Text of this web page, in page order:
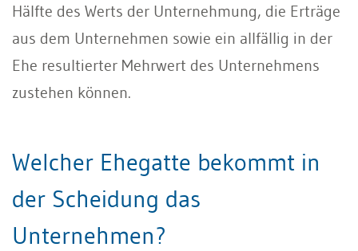
Hälfte des Werts der Unternehmung, die Erträge
aus dem Unternehmen sowie ein allfällig in der
Ehe resultierter Mehrwert des Unternehmens
zustehen können.
Welcher Ehegatte bekommt in
der Scheidung das
Unternehmen?